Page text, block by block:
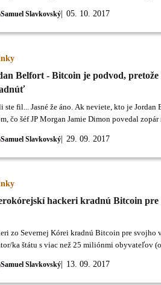
Samuel Slavkovský 05. 10. 2017
problémy so servermi a potom v
operátora burzy - Alexandra Vinnika.
Belfort - Bitcoin je podvod,
Samuel Slavkovský 29. 09. 2017
ste fil... Jasné že áno. Ak neviete, kto je Jordan
čo šéf JP Morgan Jamie Dimon povedal
sa pridáva aj Jordan Belfort.
hackeri kradnú Bitcoin
Samuel Slavkovský 13. 09. 2017
zo Severnej Kórei kradnú Bitcoin pre svojho
ka štátu s viac než 25 miliónmi obyvateľov
rozpočet ste minuli na bronzové sochy,